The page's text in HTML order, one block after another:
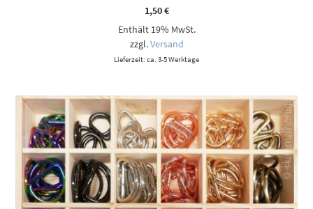
1,50€
Enthält 19% MwSt.
zzgl.Versand
Lieferzeit: ca. 3-5 Werktage